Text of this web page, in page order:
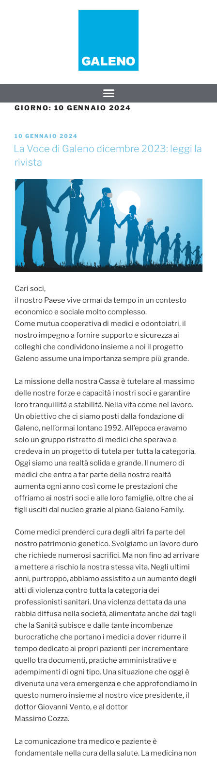
GIORNO: 10 GENNAIO 2024
10 GENNAIO 2024
La Voce di Galeno dicembre 2023: leggi la
rivista
Cari soci,
il nostro Paese vive ormai da tempo in un contesto
economico e sociale molto complesso.
Come mutua cooperativa di medici e odontoiatri, il
nostro impegno a fornire supporto e sicurezza ai
colleghi che condividono insieme a noi il progetto
Galeno assume una importanza sempre più grande.
La missione della nostra Cassa è tutelare al massimo
delle nostre forze e capacità i nostri soci e garantire
loro tranquillità e stabilità. Nella vita come nel lavoro.
Un obiettivo che ci siamo posti dalla fondazione di
Galeno, nell’ormai lontano 1992. All’epoca eravamo
solo un gruppo ristretto di medici che sperava e
credeva in un progetto di tutela per tutta la categoria.
Oggi siamo una realtà solida e grande. Il numero di
medici che entra a far parte della nostra realtà
aumenta ogni anno così come le prestazioni che
offriamo ai nostri soci e alle loro famiglie, oltre che ai
figli usciti dal nucleo grazie al piano Galeno Family.
Come medici prenderci cura degli altri fa parte del
nostro patrimonio genetico. Svolgiamo un lavoro duro
che richiede numerosi sacrifici. Ma non fino ad arrivare
a mettere a rischio la nostra stessa vita. Negli ultimi
anni, purtroppo, abbiamo assistito a un aumento degli
atti di violenza contro tutta la categoria dei
professionisti sanitari. Una violenza dettata da una
rabbia diffusa nella società, alimentata anche dai tagli
che la Sanità subisce e dalle tante incombenze
burocratiche che portano i medici a dover ridurre il
tempo dedicato ai propri pazienti per incrementare
quello tra documenti, pratiche amministrative e
adempimenti di ogni tipo. Una situazione che oggi è
divenuta una vera emergenza e che approfondiamo in
questo numero insieme al nostro vice presidente, il
dottor Giovanni Vento, e al dottor
Massimo Cozza.
La comunicazione tra medico e paziente è
fondamentale nella cura della salute. La medicina non